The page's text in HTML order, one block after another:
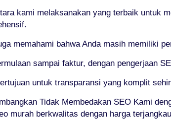
kami melaksanakan yang terbaik untuk
memahami bahwa Anda masih memiliki
sampai faktur, dengan pengerjaan
untuk transparansi yang komplit
Tidak Membedakan SEO Kami
murah berkwalitas dengan harga